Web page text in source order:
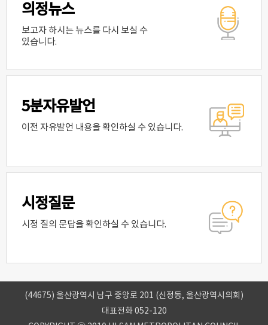
의정뉴스
보고자 하시는 뉴스를 다시 보실 수
있습니다.
5분자유발언
이전 자유발언 내용을 확인하실 수 있습니다.
시정질문
시정 질의 문답을 확인하실 수 있습니다.
(44675) 울산광역시 남구 중앙로 201 (신정동, 울산광역시의회)
대표전화 052-120